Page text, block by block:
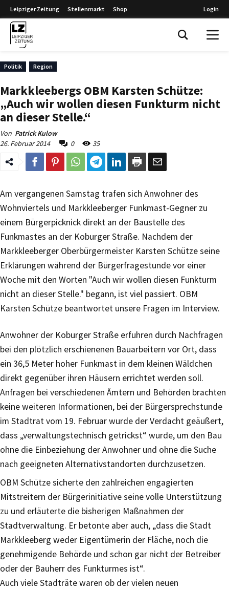
Leipziger Zeitung Stellenmarkt Shop Login
Politik Region
Markkleebergs OBM Karsten Schütze:
„Auch wir wollen diesen Funkturm nicht
an dieser Stelle.“
Von Patrick Kulow
26. Februar 2014
0 35
Am vergangenen Samstag trafen sich Anwohner des
Wohnviertels und Markkleeberger Funkmast-Gegner zu
einem Bürgerpicknick direkt an der Baustelle des
Funkmastes an der Koburger Straße. Nachdem der
Markkleeberger Oberbürgermeister Karsten Schütze seine
Erklärungen während der Bürgerfragestunde vor einer
Woche mit den Worten "Auch wir wollen diesen Funkturm
nicht an dieser Stelle." begann, ist viel passiert. OBM
Karsten Schütze beantwortet unsere Fragen im Interview.
Anwohner der Koburger Straße erfuhren durch Nachfragen
bei den plötzlich erschienenen Bauarbeitern vor Ort, dass
ein 36,5 Meter hoher Funkmast in dem kleinen Wäldchen
direkt gegenüber ihren Häusern errichtet werden soll.
Anfragen bei verschiedenen Ämtern und Behörden brachten
keine weiteren Informationen, bei der Bürgersprechstunde
im Stadtrat vom 19. Februar wurde der Verdacht geäußert,
dass „verwaltungstechnisch getrickst“ wurde, um den Bau
ohne die Einbeziehung der Anwohner und ohne die Suche
nach geeigneten Alternativstandorten durchzusetzen.
OBM Schütze sicherte den zahlreichen engagierten
Mitstreitern der Bürgerinitiative seine volle Unterstützung
zu und erläuterte die bisherigen Maßnahmen der
Stadtverwaltung. Er betonte aber auch, „dass die Stadt
Markkleeberg weder Eigentümerin der Fläche, noch die
genehmigende Behörde und schon gar nicht der Betreiber
oder der Bauherr des Funkturmes ist“.
Auch viele Stadträte waren ob der vielen neuen